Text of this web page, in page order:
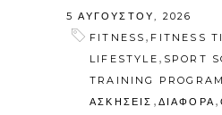
5 ΑΥΓΟΎΣΤΟΥ, 2026
FITNESS , FITNESS
LIFESTYLE , SPORT
TRAINING PROGRAM
ΑΣΚΗΣΕΙΣ , ΔΙΑΦΟΡΑ ,